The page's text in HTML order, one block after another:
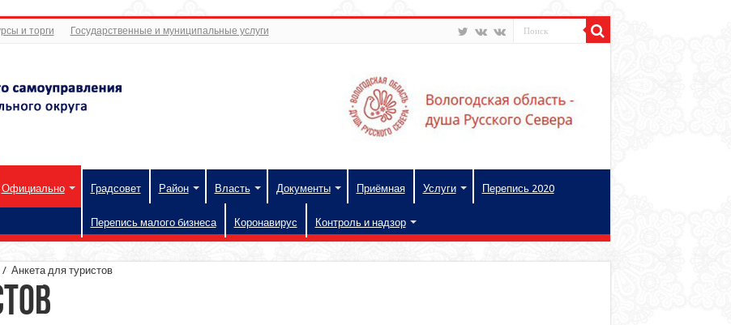
и торги Государственные и муниципальные услуги
Официально Градсовет Район Власть Документы Приёмная Услуги Перепись 2020
Перепись малого бизнеса Коронавирус Контроль и надзор
/ Анкета для туристов